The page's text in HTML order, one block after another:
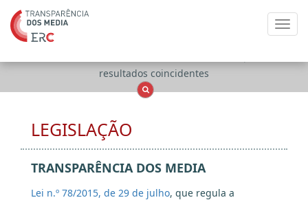
resultados coincidentes
LEGISLAÇÃO
TRANSPARÊNCIA DOS MEDIA
Lei n.º 78/2015, de 29 de julho, que regula a